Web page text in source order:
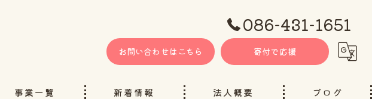
086-431-1651
お問い合わせはこちら 寄付で応援
事業一覧 新着情報 法人概要 ブログ